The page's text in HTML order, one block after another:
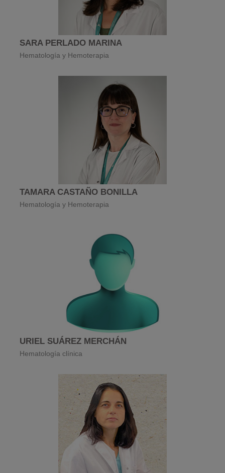
SARA PERLADO MARINA
Hematología y Hemoterapia
TAMARA CASTAÑO BONILLA
Hematología y Hemoterapia
URIEL SUÁREZ MERCHÁN
Hematología clínica